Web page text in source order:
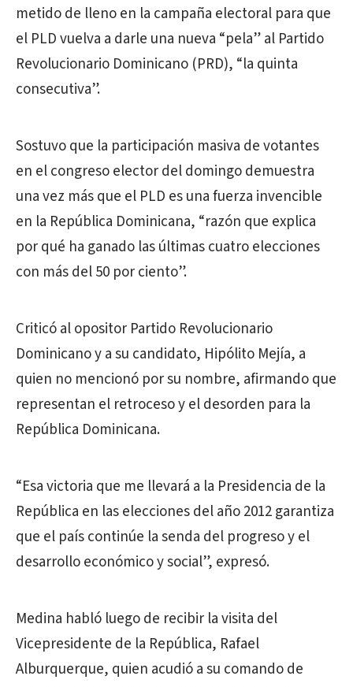
metido de lleno en la campaña electoral para que
el PLD vuelva a darle una nueva “pela” al Partido
Revolucionario Dominicano (PRD), “la quinta
consecutiva”.
Sostuvo que la participación masiva de votantes
en el congreso elector del domingo demuestra
una vez más que el PLD es una fuerza invencible
en la República Dominicana, “razón que explica
por qué ha ganado las últimas cuatro elecciones
con más del 50 por ciento”.
Criticó al opositor Partido Revolucionario
Dominicano y a su candidato, Hipólito Mejía, a
quien no mencionó por su nombre, afirmando que
representan el retroceso y el desorden para la
República Dominicana.
“Esa victoria que me llevará a la Presidencia de la
República en las elecciones del año 2012 garantiza
que el país continúe la senda del progreso y el
desarrollo económico y social”, expresó.
Medina habló luego de recibir la visita del
Vicepresidente de la República, Rafael
Alburquerque, quien acudió a su comando de